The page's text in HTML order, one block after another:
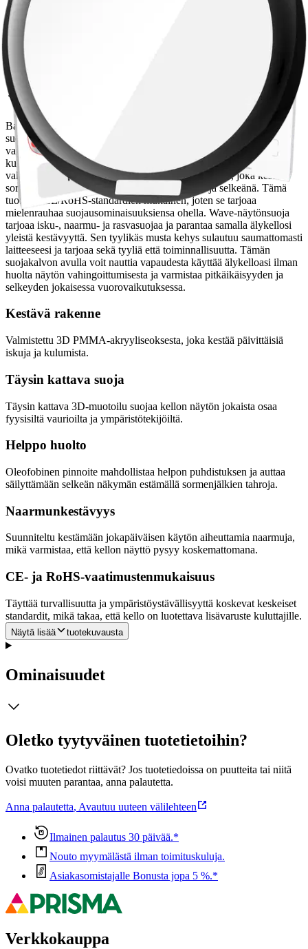
Tyylikäs musta kehys sulautuu saumattomasti älykelloon
Tuotekuvaus
BatPower Oy:n Wave-näytönsuoja on suunniteltu älykelloille ja se
suojaa laitettasi. Täysin peittävän 3D-muotoilun ansiosta se
varmistaa, että näytön jokainen kulma on suojattu päivittäistä
kulumista vastaan. Laadukkaasta 3D PMMA-akryyliseoksesta
valmistetussa suojakalvossa on oleofobinen pinnoite, joka kestää
sormenjälkiä ja tahroja pitäen näytön puhtaana ja selkeänä. Tämä
tuote on CE/RoHS-standardien mukainen, joten se tarjoaa
mielenrauhaa suojausominaisuuksiensa ohella. Wave-näytönsuoja
tarjoaa isku-, naarmu- ja rasvasuojaa ja parantaa samalla älykellosi
yleistä kestävyyttä. Sen tyylikäs musta kehys sulautuu saumattomasti
laitteeseesi ja tarjoaa sekä tyyliä että toiminnallisuutta. Tämän
suojakalvon avulla voit nauttia vapaudesta käyttää älykelloasi ilman
huolta näytön vahingoittumisesta ja varmistaa pitkäikäisyyden ja
selkeyden jokaisessa vuorovaikutuksessa.
Kestävä rakenne
Valmistettu 3D PMMA-akryyliseoksesta, joka kestää päivittäisiä
iskuja ja kulumista.
Täysin kattava suoja
Täysin kattava 3D-muotoilu suojaa kellon näytön jokaista osaa
fyysisiltä vaurioilta ja ympäristötekijöiltä.
Helppo huolto
Oleofobinen pinnoite mahdollistaa helpon puhdistuksen ja auttaa
säilyttämään selkeän näkymän estämällä sormenjälkien tahroja.
Naarmunkestävyys
Suunniteltu kestämään jokapäiväisen käytön aiheuttamia naarmuja,
mikä varmistaa, että kellon näyttö pysyy koskemattomana.
CE- ja RoHS-vaatimustenmukaisuus
Täyttää turvallisuutta ja ympäristöystävällisyyttä koskevat keskeiset
standardit, mikä takaa, että kello on luotettava lisävaruste kuluttajille.
Näytä lisää tuotekuvausta
Ominaisuudet
Oletko tyytyväinen tuotetietoihin?
Ovatko tuotetiedot riittävät? Jos tuotetiedoissa on puutteita tai niitä
voisi muuten parantaa, anna palautetta.
Anna palautetta, Avautuu uuteen välilehteen
Ilmainen palautus 30 päivää.*
Nouto myymälästä ilman toimituskuluja.
Asiakasomistajalle Bonusta jopa 5 %.*
Verkkokauppa